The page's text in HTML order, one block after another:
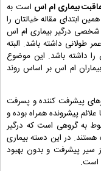
بیماری ام اس است به
ابتدای مقاله خیالتان را
شخصی درگیر بیماری ام اس
طولانی داشته باشد. البته
داشته باشد. این موضوع
ام اس بر اساس روند
پیشرفت کننده و پسرفت
پیشرونده همراه بوده و
به گروهی است که درگیر
در این دسته بیماری
سیر پیشرفت و بدون بهبود
است.